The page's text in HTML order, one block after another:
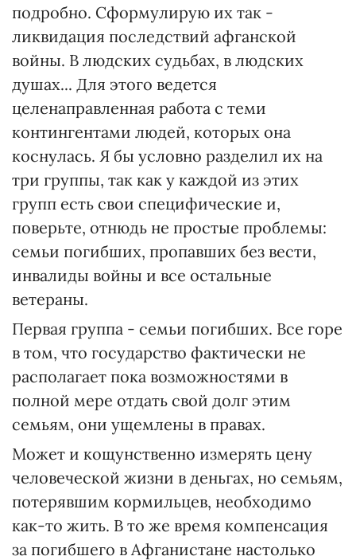
подробно. Сформулирую их так -
ликвидация последствий афганской
войны. В людских судьбах, в людских
душах... Для этого ведется
целенаправленная работа с теми
контингентами людей, которых она
коснулась. Я бы условно разделил их на
три группы, так как у каждой из этих
групп есть свои специфические и,
поверьте, отнюдь не простые проблемы:
семьи погибших, пропавших без вести,
инвалиды войны и все остальные
ветераны.
Первая группа - семьи погибших. Все горе
в том, что государство фактически не
располагает пока возможностями в
полной мере отдать свой долг этим
семьям, они ущемлены в правах.
Может и кощунственно измерять цену
человеческой жизни в деньгах, но семьям,
потерявшим кормильцев, необходимо
как-то жить. В то же время компенсация
за погибшего в Афганистане настолько